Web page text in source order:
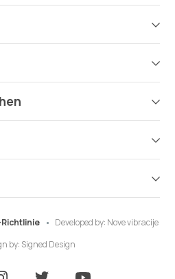
Developed by: Nove vibracije
by: Signed Design